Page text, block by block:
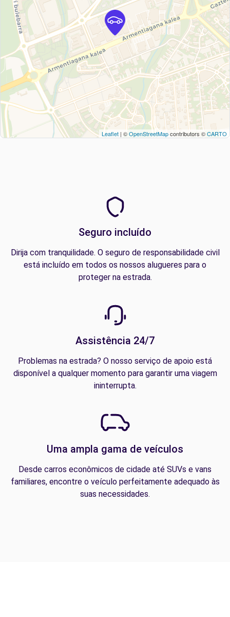
Leaflet | ©OpenStreetMapcontributors ©CARTO
Seguro incluído
Dirija com tranquilidade. O seguro de responsabilidade civil
está incluído em todos os nossos alugueres para o
proteger na estrada.
Assistência 24/7
Problemas na estrada? O nosso serviço de apoio está
disponível a qualquer momento para garantir uma viagem
ininterrupta.
Uma ampla gama de veículos
Desde carros econômicos de cidade até SUVs e vans
familiares, encontre o veículo perfeitamente adequado às
suas necessidades.